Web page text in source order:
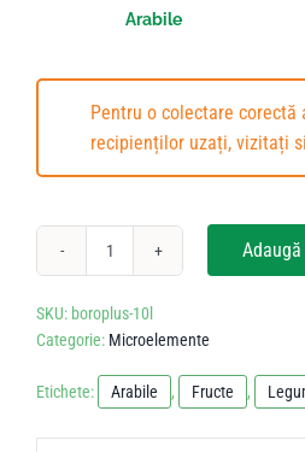
Arabile
Pentru o colectare corectă
recipienților uzați, vizitați
SKU: boroplus-10l
Categorie: Microelemente
Etichete: Arabile , Fructe ,